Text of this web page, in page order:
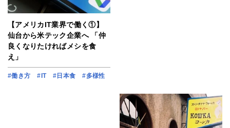
【アメリカIT業界で働く①】
仙台から米テック企業へ 「仲
良くなりたければメシを食
え」
#働き方 #IT #日本食 #多様性